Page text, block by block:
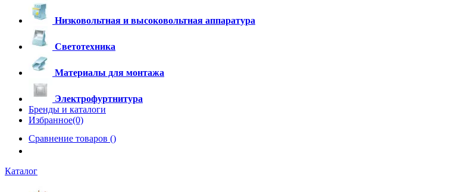
Низковольтная и высоковольтная аппаратура
Светотехника
Материалы для монтажа
Электрофуртнитура
Бренды и каталоги
Избранное(0)
Сравнение товаров ()
Каталог